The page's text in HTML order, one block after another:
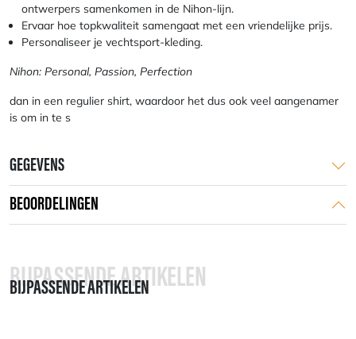
ontwerpers samenkomen in de Nihon-lijn.
Ervaar hoe topkwaliteit samengaat met een vriendelijke prijs.
Personaliseer je vechtsport-kleding.
Nihon: Personal, Passion, Perfection
dan in een regulier shirt, waardoor het dus ook veel aangenamer
is om in te s
GEGEVENS
BEOORDELINGEN
BIJPASSENDE ARTIKELEN
BIJPASSENDE ARTIKELEN